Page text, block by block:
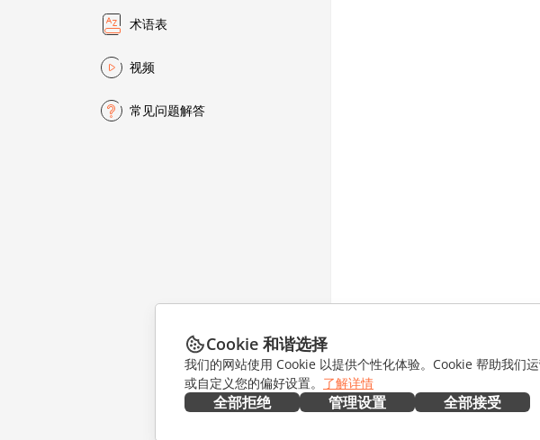
术语表
视频
常见问题解答
Cookie 和谐选择
我们的网站使用 Cookie 以提供个性化体验。Cookie 帮助我们
或自定义您的偏好设置。 了解详情
全部拒绝 管理设置 全部接受